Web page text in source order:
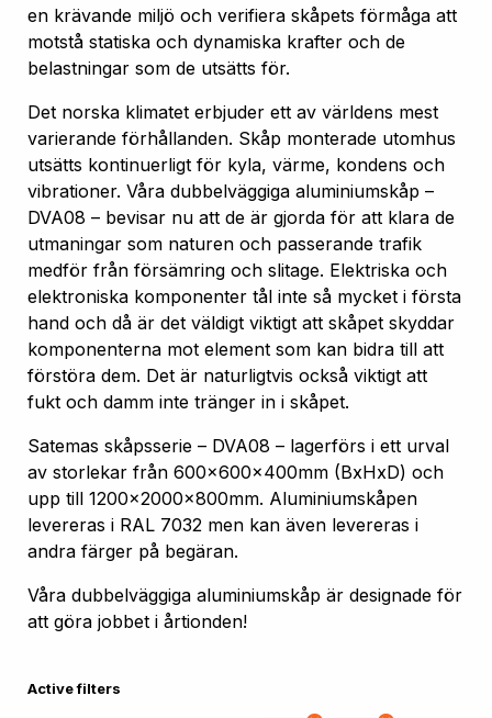
en krävande miljö och verifiera skåpets förmåga att
motstå statiska och dynamiska krafter och de
belastningar som de utsätts för.
Det norska klimatet erbjuder ett av världens mest
varierande förhållanden. Skåp monterade utomhus
utsätts kontinuerligt för kyla, värme, kondens och
vibrationer. Våra dubbelväggiga aluminiumskåp –
DVA08 – bevisar nu att de är gjorda för att klara de
utmaningar som naturen och passerande trafik
medför från försämring och slitage. Elektriska och
elektroniska komponenter tål inte så mycket i första
hand och då är det väldigt viktigt att skåpet skyddar
komponenterna mot element som kan bidra till att
förstöra dem. Det är naturligtvis också viktigt att
fukt och damm inte tränger in i skåpet.
Satemas skåpsserie – DVA08 – lagerförs i ett urval
av storlekar från 600x600x400mm (BxHxD) och
upp till 1200x2000x800mm. Aluminiumskåpen
levereras i RAL 7032 men kan även levereras i
andra färger på begäran.
Våra dubbelväggiga aluminiumskåp är designade för
att göra jobbet i årtionden!
Active filters